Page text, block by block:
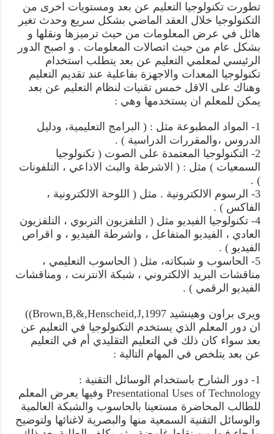
تطورت تكنولوجيا التعليم عن بعد ومستويات اخرى من
التكنولوجيا خلال العقد الماضي بشكل سريع وحدث تغير
هائل في عرض المعلومات من حيث ترميزها ونقلها و
بشكل عام من حيث اتصالات المعلومات . و اصبح الدور
الرئيسي لمعلمي التعليم عن بعد يتطلب استخدام
تكنولوجيا المعدات والاجهزة بفاعلية عند تقديم التعليم
وهناك على الاقل خمس تقنيات لنظام التعليم عن بعد
يمكن للمعلم ان يستخدمها وهي :
1- المواد المطبوعة مثل : ( البرامج التعليمية، ودليل
الدروس ،والمقررات الدراسية ) .
2- التكنولوجيا المعتمدة على الصوت ( تكنولوجيا
السمعيات ) مثل : ( الاشرطة والبث الاذاعي ، التلفونات
) .
3- الرسوم الالكترونية . مثل ( اللوحة الالكترونية ،
الفاكس ) .
4- تكنولوجيا الفيديو مثل ( التلفزيون التربوي ، التلفزيون
العادي ، الفيديو المتفاعل ، واشرطة الفيديو ، و اقراص
الفيديو ) .
5- الحاسوب و شبكاته، مثل ( الحاسوب التعليمي ،
مناقشات البريد الالكتروني ، شبكة الانترنت ، ومناقشات
الفيديو الرقمي ) .
ويرى براون وهينشيد Brown,B,&,Henscheid,J,1997))
ان دور المعلم الذي يستخدم التكنولوجيا في التعليم عن
بعد سواء كان ذلك في التعليم التقليدي أم في التعليم
عن بعد يتلخص في المهام التالية :
1- دور الشارح باستخدام الوسائل التقنية :
Presentational Uses of Technology وفيها يعرض المعلم
للطالب المحاضرة مستعينا بالحاسوب والشبكة العالمية
والوسائل التقنية السمعية منها والبصرية لاغنائها ولتوضيح